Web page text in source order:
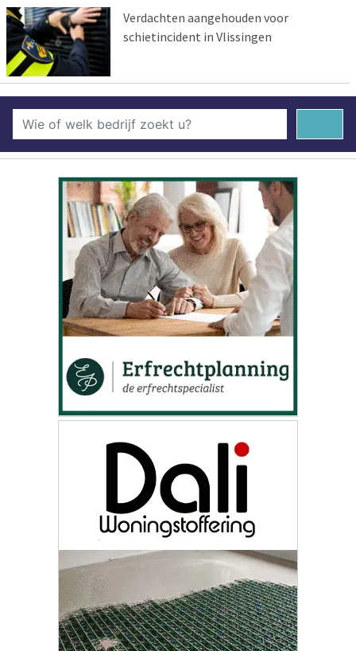
Verdachten aangehouden voor
schietincident in Vlissingen